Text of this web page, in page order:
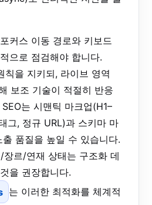
커스 이동 경로와 키보드
으로 점검해야 합니다.
칙을 지키되, 라이브 영역
보조 기술이 적절히 반응
는 시맨틱 마크업(H1–
그, 정규 URL)과 스키마 마
품질을 높일 수 있습니다.
르/연재 상태는 구조화 데
을 권장합니다.
는 이러한 최적화를 체계적